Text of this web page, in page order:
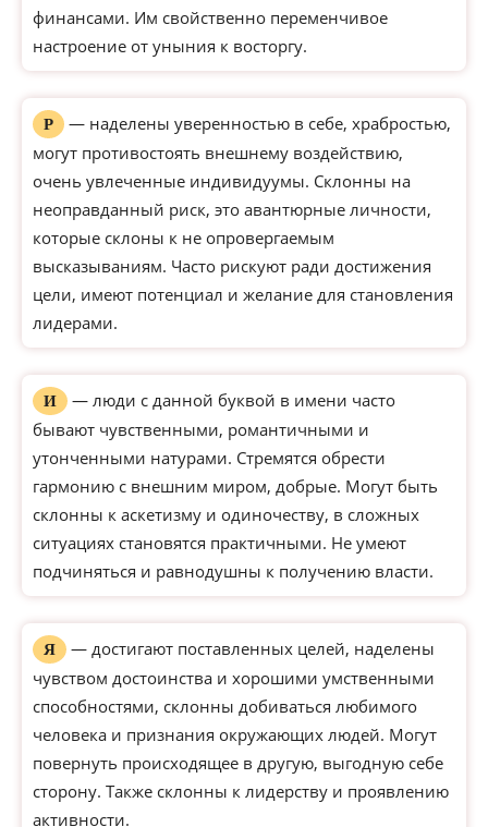
финансами. Им свойственно переменчивое
настроение от уныния к восторгу.
Р
— наделены уверенностью в себе, храбростью,
могут противостоять внешнему воздействию,
очень увлеченные индивидуумы. Склонны на
неоправданный риск, это авантюрные личности,
которые склоны к не опровергаемым
высказываниям. Часто рискуют ради достижения
цели, имеют потенциал и желание для становления
лидерами.
И
— люди с данной буквой в имени часто
бывают чувственными, романтичными и
утонченными натурами. Стремятся обрести
гармонию с внешним миром, добрые. Могут быть
склонны к аскетизму и одиночеству, в сложных
ситуациях становятся практичными. Не умеют
подчиняться и равнодушны к получению власти.
Я
— достигают поставленных целей, наделены
чувством достоинства и хорошими умственными
способностями, склонны добиваться любимого
человека и признания окружающих людей. Могут
повернуть происходящее в другую, выгодную себе
сторону. Также склонны к лидерству и проявлению
активности.